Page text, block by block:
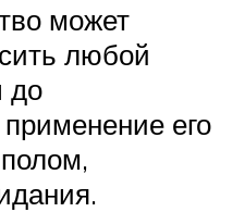
может
любой
до
его